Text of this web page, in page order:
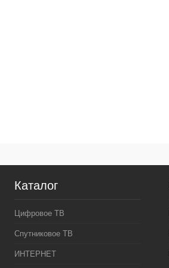
Каталог
Цифровое ТВ
Спутниковое ТВ
ИНТЕРНЕТ